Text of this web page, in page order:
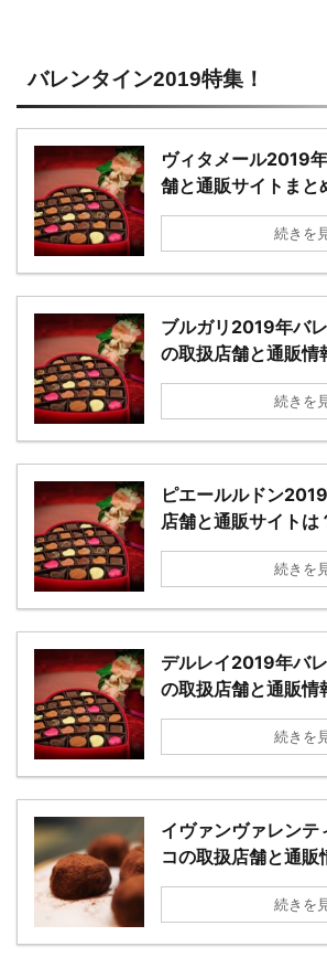
バレンタイン2019特集！
ヴィタメール2019
舗と通販サイトまと
続きを
ブルガリ2019年バ
の取扱店舗と通販情
続きを
ピエールルドン
店舗と通販サイトは
続きを
デルレイ2019年バ
の取扱店舗と通販情
続きを
イヴァンヴァレン
コの取扱店舗と通販
続きを